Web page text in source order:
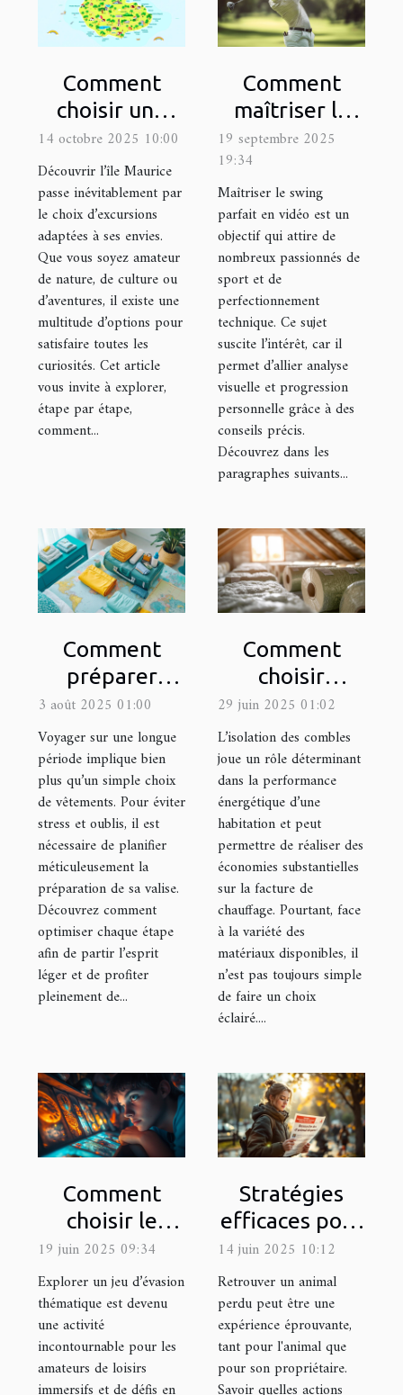
Comment
choisir une
excursion
adaptée à vos
intérêts à
Maurice ?
14 octobre 2025 10:00
Découvrir l’île Maurice
passe inévitablement par
le choix d’excursions
adaptées à ses envies.
Que vous soyez amateur
de nature, de culture ou
d’aventures, il existe une
multitude d’options pour
satisfaire toutes les
curiosités. Cet article
vous invite à explorer,
étape par étape,
comment...
Comment
maîtriser le
swing parfait
en vidéo ?
19 septembre 2025
19:34
Maîtriser le swing
parfait en vidéo est un
objectif qui attire de
nombreux passionnés de
sport et de
perfectionnement
technique. Ce sujet
suscite l’intérêt, car il
permet d’allier analyse
visuelle et progression
personnelle grâce à des
conseils précis.
Découvrez dans les
paragraphes suivants...
Comment
préparer
efficacement
sa valise pour
un long
voyage ?
3 août 2025 01:00
Voyager sur une longue
période implique bien
plus qu’un simple choix
de vêtements. Pour éviter
stress et oublis, il est
nécessaire de planifier
méticuleusement la
préparation de sa valise.
Découvrez comment
optimiser chaque étape
afin de partir l’esprit
léger et de profiter
pleinement de...
Comment
choisir
l'isolant idéal
pour votre
grenier ?
29 juin 2025 01:02
L’isolation des combles
joue un rôle déterminant
dans la performance
énergétique d’une
habitation et peut
permettre de réaliser des
économies substantielles
sur la facture de
chauffage. Pourtant, face
à la variété des
matériaux disponibles, il
n’est pas toujours simple
de faire un choix
éclairé....
Comment
choisir le
meilleur jeu
d'évasion
thématique
pour votre
prochaine
sortie
19 juin 2025 09:34
Explorer un jeu d’évasion
thématique est devenu
une activité
incontournable pour les
amateurs de loisirs
Stratégies
efficaces pour
la recherche
d'animaux
perdus
14 juin 2025 10:12
Retrouver un animal
perdu peut être une
expérience éprouvante,
tant pour l'animal que
pour son propriétaire.